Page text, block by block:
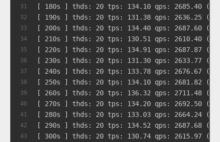
31
32
33
34
35
36
37
38
39
40
41
42
43
[ 180s ] thds: 20 tps: 134.10 qps: 2685.40 (r/
[ 190s ] thds: 20 tps: 131.38 qps: 2636.25 (r/
[ 200s ] thds: 20 tps: 134.40 qps: 2687.60 (r/
[ 210s ] thds: 20 tps: 130.51 qps: 2610.40 (r/
[ 220s ] thds: 20 tps: 134.91 qps: 2687.87 (r/
[ 230s ] thds: 20 tps: 131.30 qps: 2633.77 (r/
[ 240s ] thds: 20 tps: 133.78 qps: 2676.67 (r/
[ 250s ] thds: 20 tps: 134.10 qps: 2681.82 (r/
[ 260s ] thds: 20 tps: 136.32 qps: 2711.48 (r/
[ 270s ] thds: 20 tps: 134.20 qps: 2692.50 (r/
[ 280s ] thds: 20 tps: 133.03 qps: 2664.24 (r/
[ 290s ] thds: 20 tps: 134.52 qps: 2687.68 (r/
[ 300s ] thds: 20 tps: 130.74 qps: 2615.97 (r/